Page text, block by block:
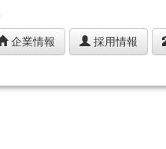
企業情報 採用情報